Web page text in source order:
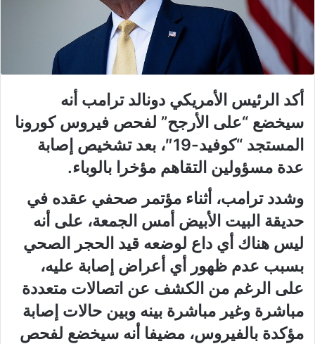
أكد الرئيس الأمريكي دونالد ترامب أنه
سيخضع “على الأرجح” لفحص فيروس كورونا
المستجد “كوفيد-19″، بعد تشخيص إصابة
عدة مسؤولين التقاهم مؤخرا بالوباء.
وشدد ترامب، أثناء مؤتمر صحفي عقده في
حديقة البيت الأبيض أمس الجمعة، على أنه
ليس هناك أي داع لوضعه قيد الحجر الصحي
بسبب عدم ظهور أي أعراض إصابة عليه،
على الرغم من الكشف عن اتصالات متعددة
مباشرة وغير مباشرة بينه وبين حالات إصابة
مؤكدة بالفيروس، مضيفا أنه سيخضع لفحص